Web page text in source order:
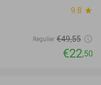
9.8 star
Regulier €49,55
€22,50